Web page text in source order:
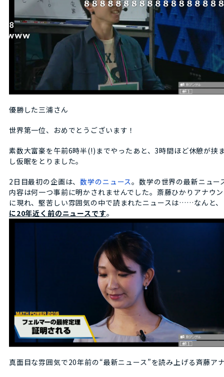
優勝した三浦さん
世界第一位、おめでとうございます！
素数大富豪を午前6時半(!)までやったあと、3時間ほど休憩が挟
し仮眠をとりました。
2日目最初の企画は、数学のニュース。数学の世界の最新ニュ
内容は何一つ事前に明かされませんでした。斎藤ひかりアナウ
に現れ、堅苦しい雰囲気の中で読まれたニュースは……なんと
に20年近く前のニュースです。
真面目な雰囲気で20年前の“最新ニュース”を読み上げる斉藤ア